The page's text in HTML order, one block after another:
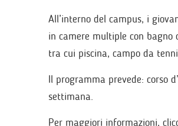
All’interno del campus, i
in camere multiple con bagno
tra cui piscina, campo da
Il programma prevede: corso
settimana.
Per maggiori informazioni,